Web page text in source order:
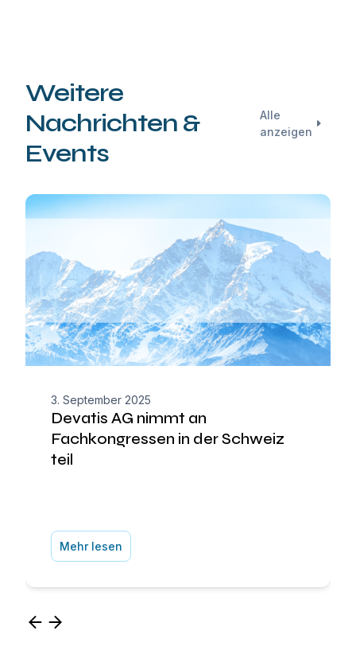
Weitere
Nachrichten &
Events
Alle
anzeigen
3. September 2025
Devatis AG nimmt an
Fachkongressen in der Schweiz
teil
Mehr lesen